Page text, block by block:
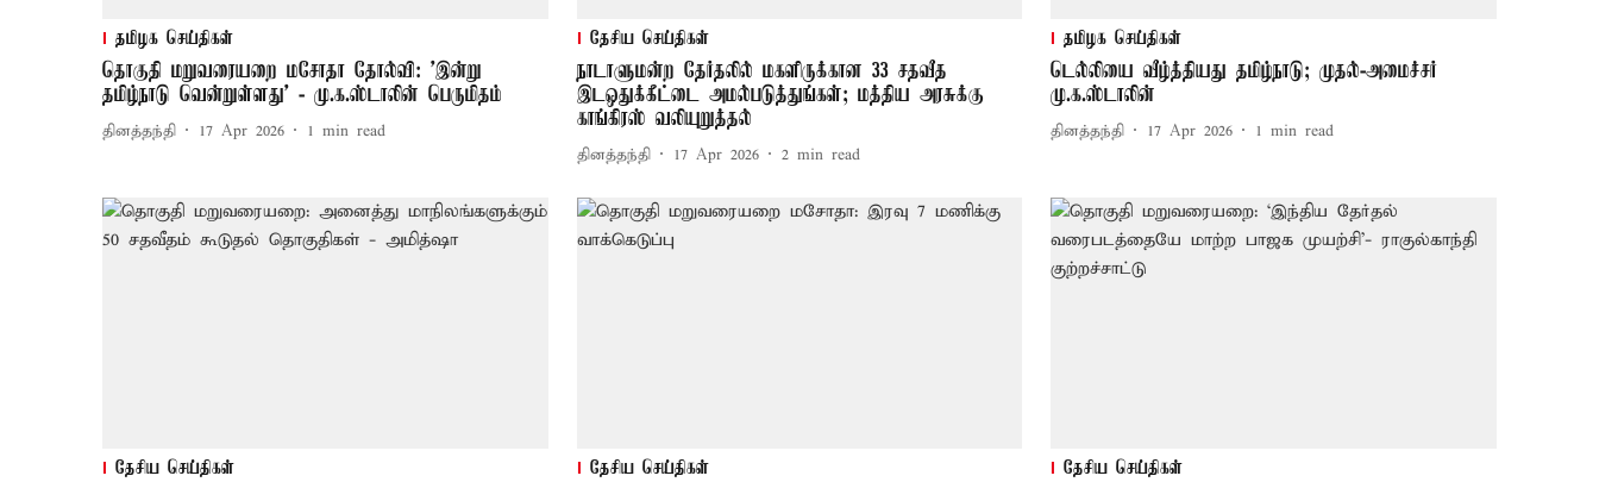
தமிழக செய்திகள்
தொகுதி மறுவரையறை மசோதா தோல்வி: ’இன்று
தமிழ்நாடு வென்றுள்ளது’ - மு.க.ஸ்டாலின் பெருமிதம்
தினத்தந்தி 17 Apr 2026 1 min read
தேசிய செய்திகள்
நாடாளுமன்ற தேர்தலில் மகளிருக்கான 33 சதவீத
இடஒதுக்கீட்டை அமல்படுத்துங்கள்; மத்திய அரசுக்கு
காங்கிரஸ் வலியுறுத்தல்
தினத்தந்தி 17 Apr 2026 2 min read
தமிழக செய்திகள்
டெல்லியை வீழ்த்தியது தமிழ்நாடு; முதல்-அமைச்சர்
மு.க.ஸ்டாலின்
தினத்தந்தி 17 Apr 2026 1 min read
தேசிய செய்திகள் தேசிய செய்திகள் தேசிய செய்திகள்